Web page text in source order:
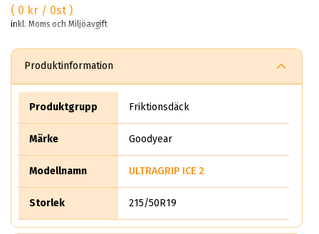
( 0 kr / 0st )
inkl. Moms och Miljöavgift
Produktinformation
Produktgrupp Friktionsdäck
Märke Goodyear
Modellnamn ULTRAGRIP ICE 2
Storlek 215/50R19